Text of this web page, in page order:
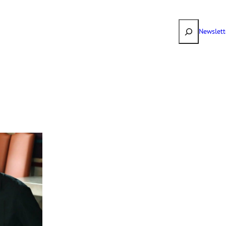
Suchen